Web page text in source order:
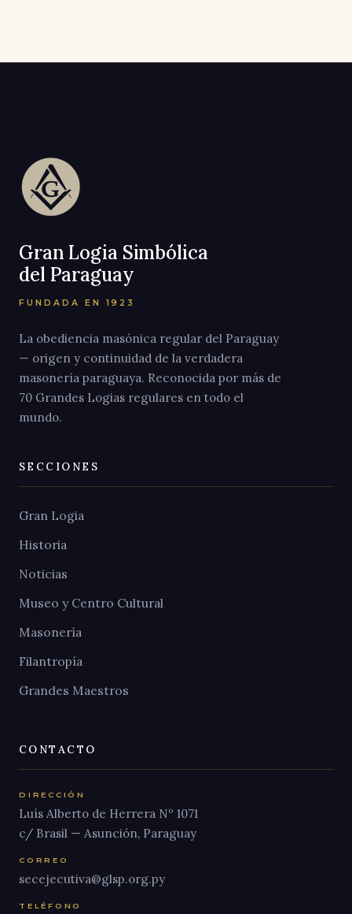
Gran Logia Simbólica
del Paraguay
FUNDADA EN 1923
La obediencia masónica regular del Paraguay
— origen y continuidad de la verdadera
masonería paraguaya. Reconocida por más de
70 Grandes Logias regulares en todo el
mundo.
SECCIONES
Gran Logia
Historia
Noticias
Museo y Centro Cultural
Masonería
Filantropía
Grandes Maestros
CONTACTO
DIRECCIÓN
Luís Alberto de Herrera Nº 1071
c/ Brasil — Asunción, Paraguay
CORREO
secejecutiva@glsp.org.py
TELÉFONO